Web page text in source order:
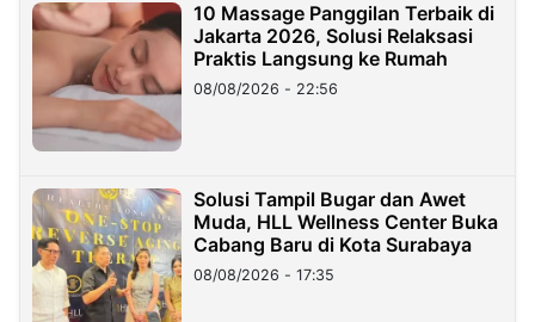
10 Massage Panggilan Terbaik di
Jakarta 2026, Solusi Relaksasi
Praktis Langsung ke Rumah
08/08/2026 - 22:56
Solusi Tampil Bugar dan Awet
Muda, HLL Wellness Center Buka
Cabang Baru di Kota Surabaya
08/08/2026 - 17:35